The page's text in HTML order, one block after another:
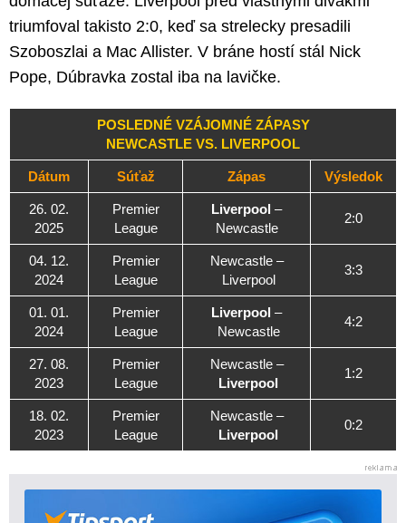
triumfoval takisto 2:0, keď sa strelecky presadili
Szoboszlai a Mac Allister. V bráne hostí stál Nick
Pope, Dúbravka zostal iba na lavičke.
POSLEDNÉ VZÁJOMNÉ ZÁPASY
NEWCASTLE VS. LIVERPOOL
Dátum Súťaž Zápas Výsledok
26. 02.
2025
Premier
League
Liverpool –
Newcastle
2:0
04. 12.
2024
Premier
League
Newcastle –
Liverpool
3:3
01. 01.
2024
Premier
League
Liverpool –
Newcastle
4:2
27. 08.
2023
Premier
League
Newcastle –
Liverpool
1:2
18. 02.
2023
Premier
League
Newcastle –
Liverpool
0:2